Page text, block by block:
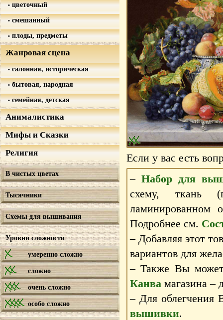
цветочный
смешанный
плоды, предметы
Жанровая сцена
салонная, историческая
бытовая, народная
семейная, детская
Анималистика
Мифы и Сказки
Религия
В чистых цветах
Тысячники
Схемы для вышивания
Уровни сложности
умеренно сложно
сложно
очень сложно
особо сложно
Если у вас есть
–Набор для
схему, ткань
ламинированном
Подробнее см.
– Добавляя этот
вариантов для
– Также Вы
Канва магазина –
– Для облегчения
вышивки.